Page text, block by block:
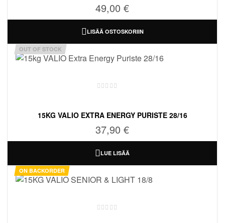
49,00 €
LISÄÄ OSTOSKORIIN
OUT OF STOCK
15KG VALIO EXTRA ENERGY PURISTE 28/16
37,90 €
LUE LISÄÄ
ON BACKORDER